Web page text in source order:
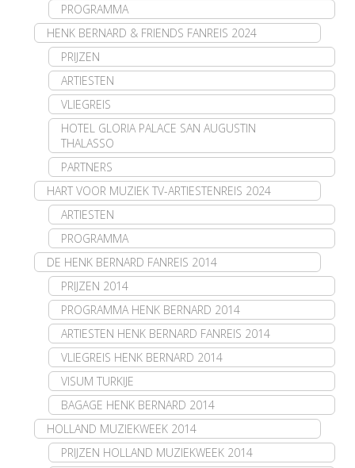
PROGRAMMA
HENK BERNARD & FRIENDS FANREIS 2024
PRIJZEN
ARTIESTEN
VLIEGREIS
HOTEL GLORIA PALACE SAN AUGUSTIN
THALASSO
PARTNERS
HART VOOR MUZIEK TV-ARTIESTENREIS 2024
ARTIESTEN
PROGRAMMA
DE HENK BERNARD FANREIS 2014
PRIJZEN 2014
PROGRAMMA HENK BERNARD 2014
ARTIESTEN HENK BERNARD FANREIS 2014
VLIEGREIS HENK BERNARD 2014
VISUM TURKIJE
BAGAGE HENK BERNARD 2014
HOLLAND MUZIEKWEEK 2014
PRIJZEN HOLLAND MUZIEKWEEK 2014